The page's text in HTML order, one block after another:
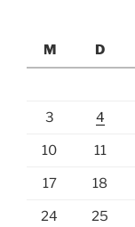
M
D
3 4
10 11
17 18
24 25